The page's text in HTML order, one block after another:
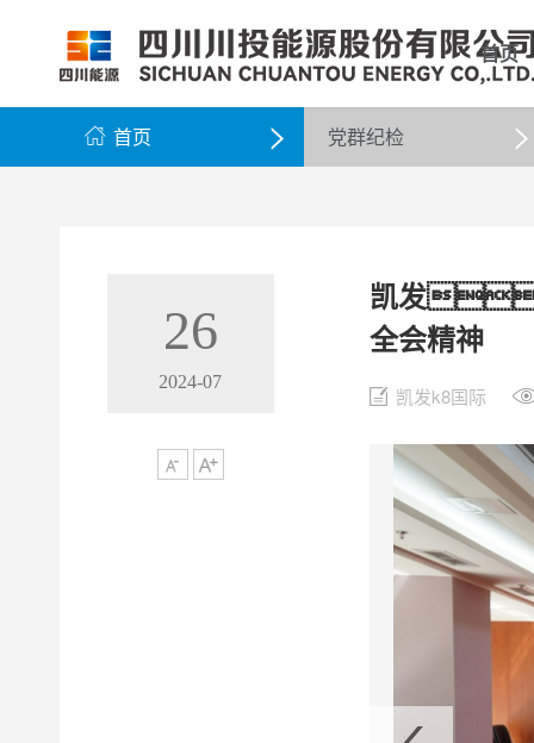
首页
公司简介 组织架构 领导团队 企业荣誉
公司新闻 企业动态 公示公告
公司资料 股票信息 最新公告
党群工作 纪检监察
 首页  党群纪检
26
2024-07
凯发
全会精神
凯发k8国际